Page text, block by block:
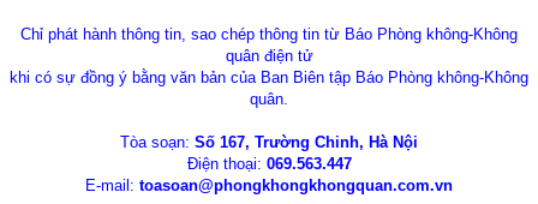
Chỉ phát hành thông tin, sao chép thông tin từ Báo Phòng không-Không
quân điện tử
khi có sự đồng ý bằng văn bản của Ban Biên tập Báo Phòng không-Không
quân.
Tòa soạn: Số 167, Trường Chinh, Hà Nội
Điện thoại: 069.563.447
E-mail: toasoan@phongkhongkhongquan.com.vn